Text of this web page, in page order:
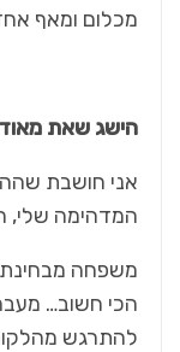
מכלום ומאף
הישג שאת
אני חושבת
המדהימה שלי,
משפחה מבחינתי
הכי חשוב…
להתרגש